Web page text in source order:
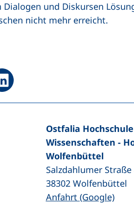
Dialogen und Diskursen
nicht mehr erreicht.
teilen (externer Link,
über LinkedIn teilen
Ostfalia
Wissenschaften -
Wolfenbüttel
Salzdahlumer Straße
38302 Wolfenbüttel
Anfahrt (Google)